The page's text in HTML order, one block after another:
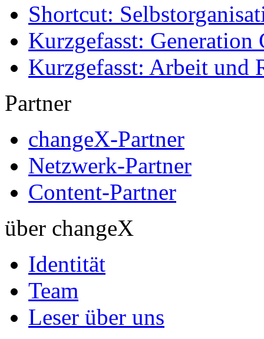
Shortcut:
Kurzgefasst: Generation
Kurzgefasst: Arbeit und
Partner
changeX-Partner
Netzwerk-Partner
Content-Partner
über changeX
Identität
Team
Leser über uns